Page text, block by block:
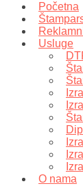
Početna
Usluge
O nama